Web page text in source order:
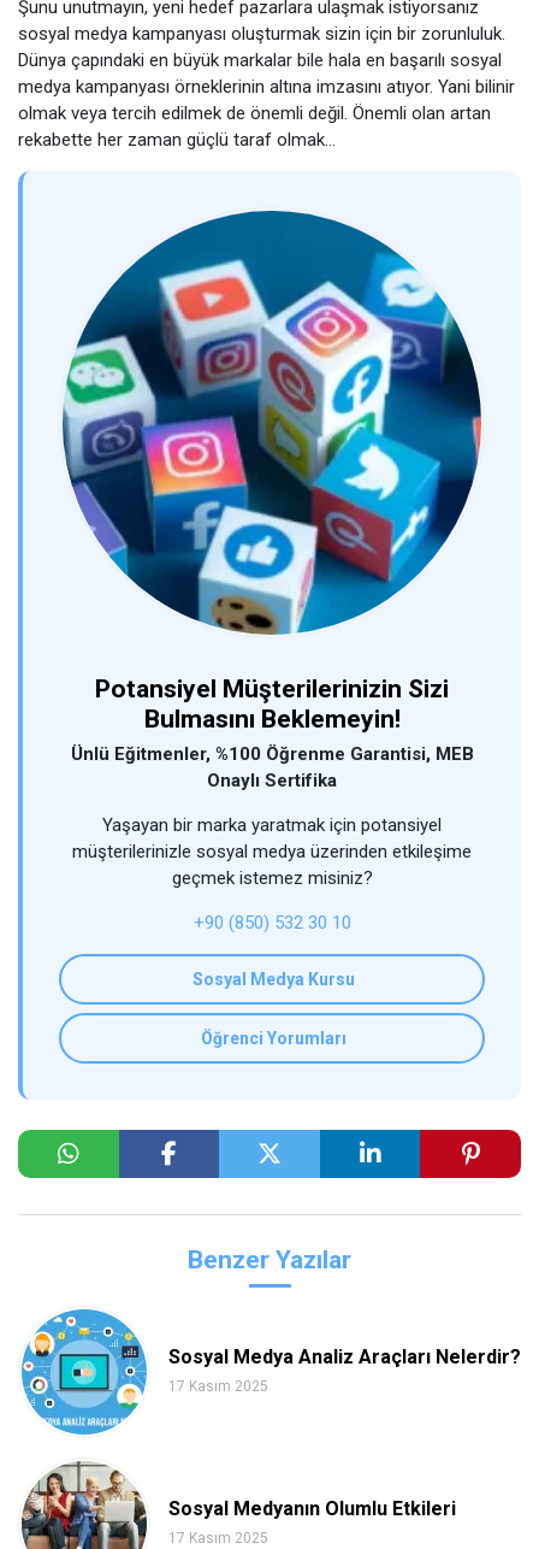
Şunu unutmayın, yeni hedef pazarlara ulaşmak istiyorsanız
sosyal medya kampanyası oluşturmak sizin için bir zorunluluk.
Dünya çapındaki en büyük markalar bile hala en başarılı sosyal
medya kampanyası örneklerinin altına imzasını atıyor. Yani bilinir
olmak veya tercih edilmek de önemli değil. Önemli olan artan
rekabette her zaman güçlü taraf olmak…
Potansiyel Müşterilerinizin Sizi
Bulmasını Beklemeyin!
Ünlü Eğitmenler, %100 Öğrenme Garantisi, MEB
Onaylı Sertifika
Yaşayan bir marka yaratmak için potansiyel
müşterilerinizle sosyal medya üzerinden etkileşime
geçmek istemez misiniz?
+90 (850) 532 30 10
Sosyal Medya Kursu
Öğrenci Yorumları
Benzer Yazılar
Sosyal Medya Analiz Araçları Nelerdir?
17 Kasım 2025
Sosyal Medyanın Olumlu Etkileri
17 Kasım 2025